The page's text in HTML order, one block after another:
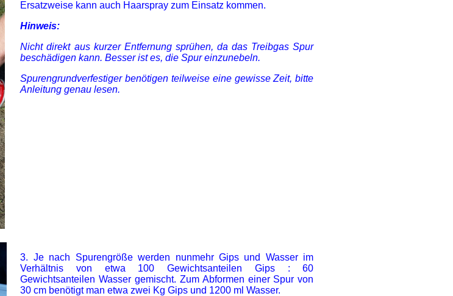
Ersatzweise kann auch Haarspray zum Einsatz kommen.
Hinweis:
Nicht direkt aus kurzer Entfernung sprühen, da das Treibgas Spur
beschädigen kann. Besser ist es, die Spur einzunebeln.
Spurengrundverfestiger benötigen teilweise eine gewisse Zeit, bitte
Anleitung genau lesen.
3. Je nach Spurengröße werden nunmehr Gips und Wasser im
Verhältnis von etwa 100 Gewichtsanteilen Gips : 60
Gewichtsanteilen Wasser gemischt. Zum Abformen einer Spur von
30 cm benötigt man etwa zwei Kg Gips und 1200 ml Wasser.